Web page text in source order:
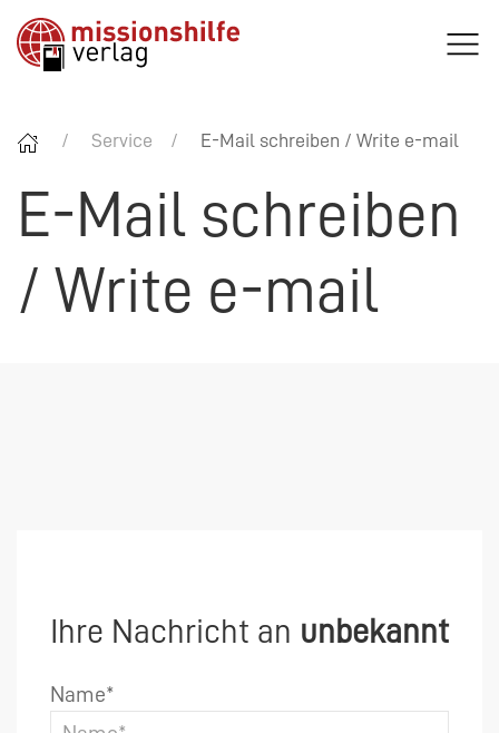
Service E-Mail schreiben / Write e-mail
E-Mail schreiben
/ Write e-mail
Ihre Nachricht an unbekannt
Name*